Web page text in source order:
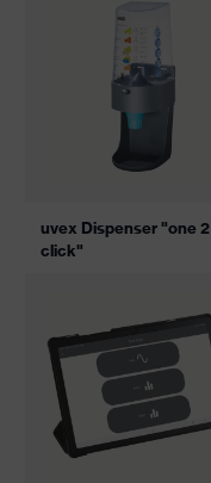
uvex Dispenser "one 2
click"